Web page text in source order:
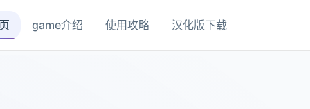
game介绍 使用攻略 汉化版下载